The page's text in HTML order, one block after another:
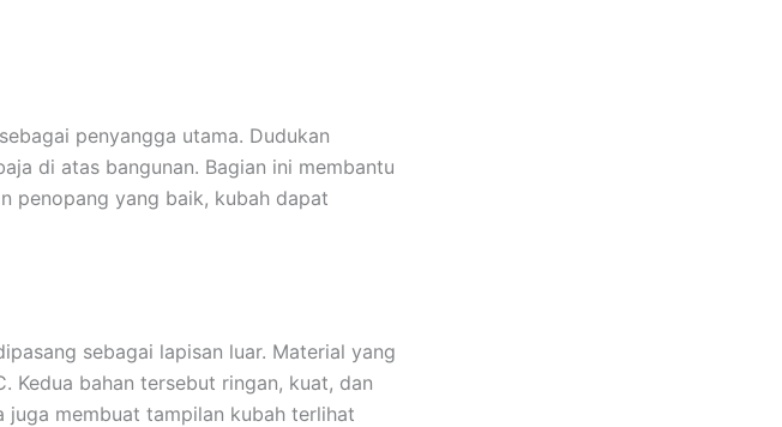
sebagai penyangga utama. Dudukan
di atas bangunan. Bagian ini membantu
penopang yang baik, kubah dapat
sebagai lapisan luar. Material yang
Kedua bahan tersebut ringan, kuat, dan
juga membuat tampilan kubah terlihat